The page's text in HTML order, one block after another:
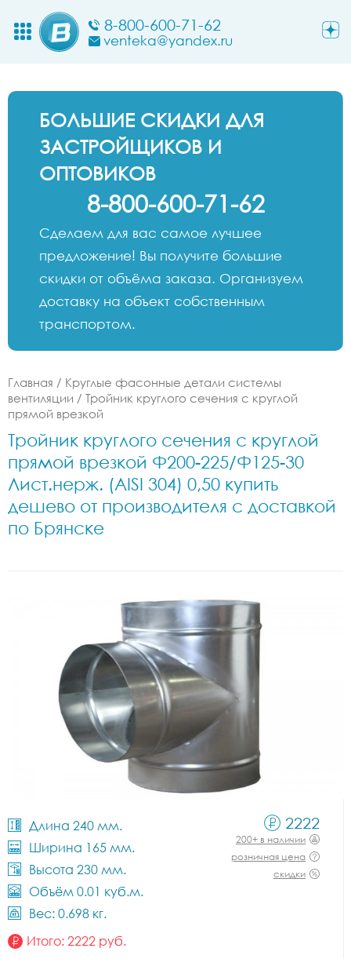
8-800-600-71-62
venteka@yandex.ru
БОЛЬШИЕ СКИДКИ ДЛЯ
ЗАСТРОЙЩИКОВ И
ОПТОВИКОВ
8-800-600-71-62
Сделаем для вас самое лучшее
предложение! Вы получите большие
скидки от объёма заказа. Организуем
доставку на объект собственным
транспортом.
Главная / Круглые фасонные детали системы
вентиляции / Тройник круглого сечения с круглой
прямой врезкой
Тройник круглого сечения с круглой
прямой врезкой Ф200-225/Ф125-30
Лист.нерж. (AISI 304) 0,50 купить
дешево от производителя с доставкой
по Брянске
Длина 240 мм.
Ширина 165 мм.
Высота 230 мм.
Объём 0.01 куб.м.
Вес: 0.698 кг.
2222
200+ в наличии
розничная цена
скидки
Итого: 2222 руб.